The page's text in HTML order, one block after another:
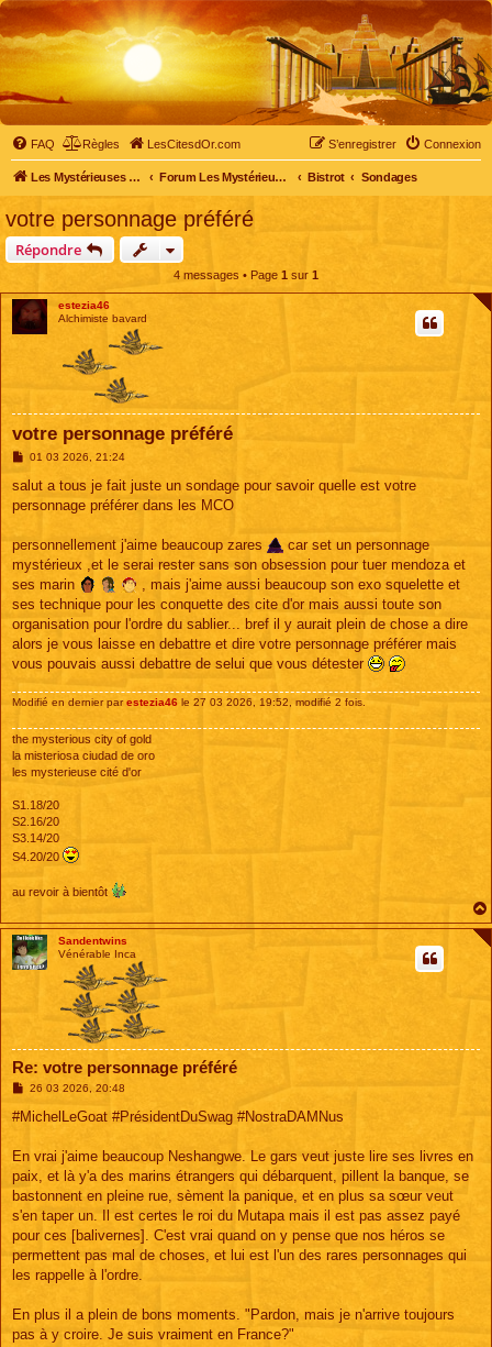
FAQ Règles LesCitesdOr.com Connexion
S’enregistrer
Les Mystérieuses Cités d'Or - LesCitesdOr.com Forum Les Mystérieuses Cités d'Or Bistrot Sondages
votre personnage préféré
Répondre
4 messages • Page 1 sur 1
estezia46
Alchimiste bavard
votre personnage préféré
M
s
a
01 03 2026, 21:24
salut a tous je fait juste un sondage pour savoir quelle est votre
personnage préférer dans les MCO
personnellement j'aime beaucoup zares
car set un personnage
mystérieux ,et le serai rester sans son obsession pour tuer mendoza et
ses marin
, mais j'aime aussi beaucoup son exo squelette et
ses technique pour les conquette des cite d'or mais aussi toute son
organisation pour l'ordre du sablier... bref il y aurait plein de chose a dire
alors je vous laisse en debattre et dire votre personnage préférer mais
vous pouvais aussi debattre de selui que vous détester
Modifié en dernier parestezia46 le 27 03 2026, 19:52, modifié 2 fois.
the mysterious city of gold
la misteriosa ciudad de oro
les mysterieuse cité d'or
S1.18/20
S2.16/20
S3.14/20
S4.20/20
au revoir à bientôt
Sandentwins
Vénérable Inca
Re: votre personnage préféré
M
s
g
26 03 2026, 20:48
#MichelLeGoat #PrésidentDuSwag #NostraDAMNus
En vrai j'aime beaucoup Neshangwe. Le gars veut juste lire ses livres en
paix, et là y'a des marins étrangers qui débarquent, pillent la banque, se
bastonnent en pleine rue, sèment la panique, et en plus sa sœur veut
s'en taper un. Il est certes le roi du Mutapa mais il est pas assez payé
pour ces [balivernes]. C'est vrai quand on y pense que nos héros se
permettent pas mal de choses, et lui est l'un des rares personnages qui
les rappelle à l'ordre.
En plus il a plein de bons moments. "Pardon, mais je n'arrive toujours
pas à y croire. Je suis vraiment en France?"